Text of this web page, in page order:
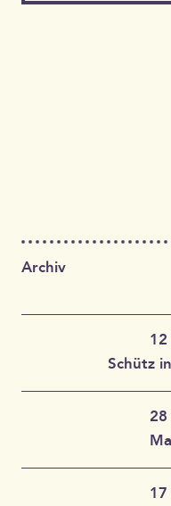
Archiv
Schütz
12
Claudia Wahlbuhl –
Thomas Wahlbuhl –
Klarinette, Saxophon,
Gitarre, Gesang |
28
17